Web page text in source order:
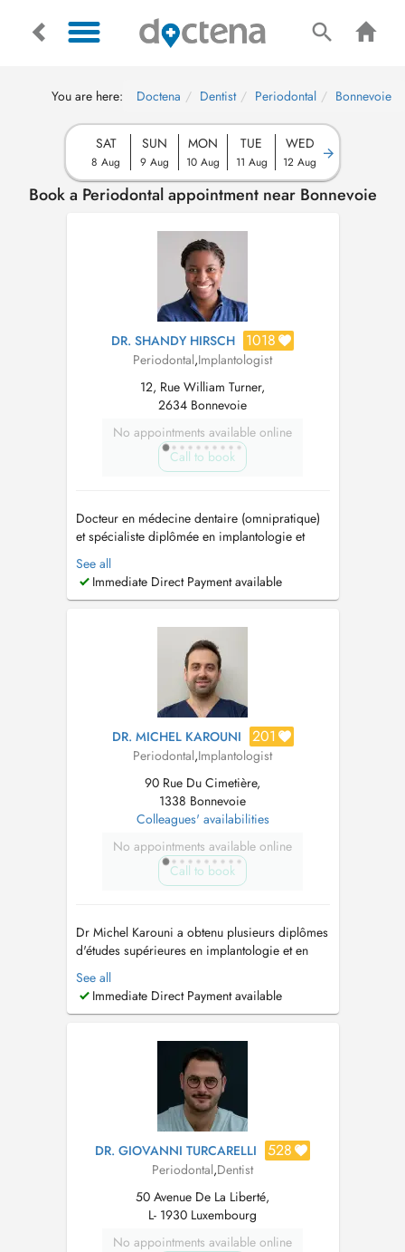
You are here: Doctena Dentist Periodontal Bonnevoie
SAT
8 Aug
SUN
9 Aug
MON
10 Aug
TUE
11 Aug
WED
12 Aug
Book a Periodontal appointment near Bonnevoie
DR. SHANDY HIRSCH 1018
Periodontal,Implantologist
12, Rue William Turner,
2634 Bonnevoie
No appointments available online
Call to book
Docteur en médecine dentaire (omnipratique)
et spécialiste diplômée en implantologie et
parodontologie. Pour un rendez-vous en
urgence dans la journée merci de téléphoner
au +352 20 28 75 54. Urgence weekend et
emergencies during weekends and public...
See all
Immediate Direct Payment available
DR. MICHEL KAROUNI 201
Periodontal,Implantologist
90 Rue Du Cimetière,
1338 Bonnevoie
Colleagues' availabilities
No appointments available online
Call to book
Dr Michel Karouni a obtenu plusieurs diplômes
d'études supérieures en implantologie et en
prothèse fixée à l'université Paris 7 après avoir
obtenu sa licence en chirurgie dentaire. Il
apporte son expertise dans la plupart des
pose d'implants avec ...
See all
Immediate Direct Payment available
DR. GIOVANNI TURCARELLI 528
Periodontal,Dentist
50 Avenue De La Liberté,
L- 1930 Luxembourg
No appointments available online